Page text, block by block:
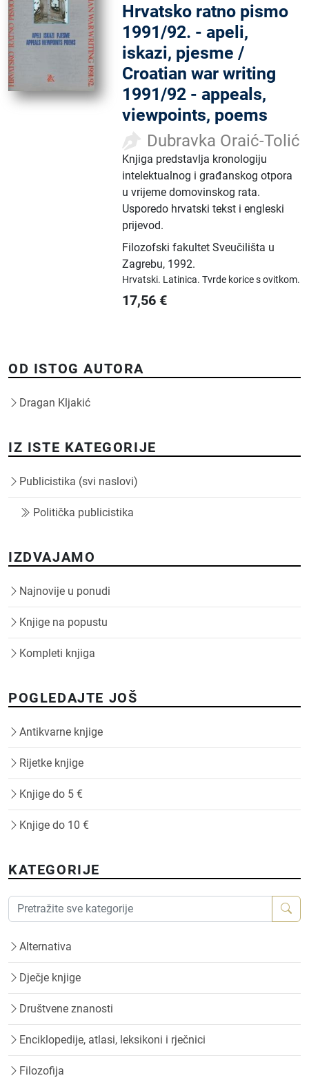
Hrvatsko ratno pismo
1991/92. - apeli,
iskazi, pjesme /
Croatian war writing
1991/92 - appeals,
viewpoints, poems
Dubravka Oraić-Tolić
Knjiga predstavlja kronologiju
intelektualnog i građanskog otpora
u vrijeme domovinskog rata.
Usporedo hrvatski tekst i engleski
prijevod.
Filozofski fakultet Sveučilišta u
Zagrebu, 1992.
Hrvatski. Latinica.Tvrde korice s ovitkom.
17,56 €
OD ISTOG AUTORA
Dragan Kljakić
IZ ISTE KATEGORIJE
Publicistika (svi naslovi)
Politička publicistika
IZDVAJAMO
Najnovije u ponudi
Knjige na popustu
Kompleti knjiga
POGLEDAJTE JOŠ
Antikvarne knjige
Rijetke knjige
Knjige do 5 €
Knjige do 10 €
KATEGORIJE
Alternativa
Dječje knjige
Društvene znanosti
Enciklopedije, atlasi, leksikoni i rječnici
Filozofija